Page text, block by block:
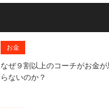
お金
なぜ９割以上のコーチがお金
らないのか？